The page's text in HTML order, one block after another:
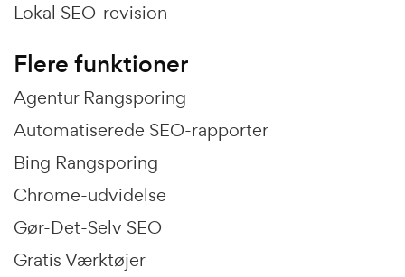
Lokal SEO-revision
Flere funktioner
Agentur Rangsporing
Automatiserede SEO-rapporter
Bing Rangsporing
Chrome-udvidelse
Gør-Det-Selv SEO
Gratis Værktøjer